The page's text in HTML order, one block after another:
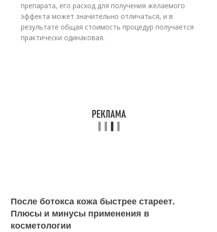
препарата, его расход для получения желаемого
эффекта может значительно отличаться, и в
результате общая стоимость процедур получается
практически одинаковая.
После ботокса кожа быстрее стареет.
Плюсы и минусы применения в
косметологии